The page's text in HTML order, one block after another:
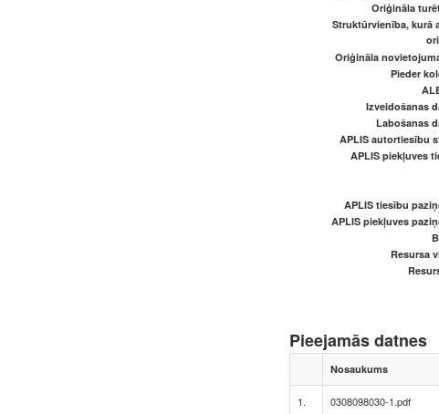
Oriģināla
Struktūrvienība, kurā
Oriģināla
Pieder
Izveidošanas
Labošanas
APLIS autortiesību
APLIS piekļuves
APLIS tiesību
APLIS piekļuves
Resursa
Pieejamās datnes
Nosaukums
1. 0308098030-1.pdf